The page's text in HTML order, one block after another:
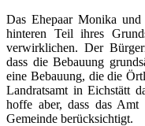
Das Ehepaar Monika
hinteren Teil ihres
verwirklichen. Der
dass die Bebauung
eine Bebauung, die die
Landratsamt in Eichstätt
hoffe aber, dass das Amt
Gemeinde berücksichtigt.